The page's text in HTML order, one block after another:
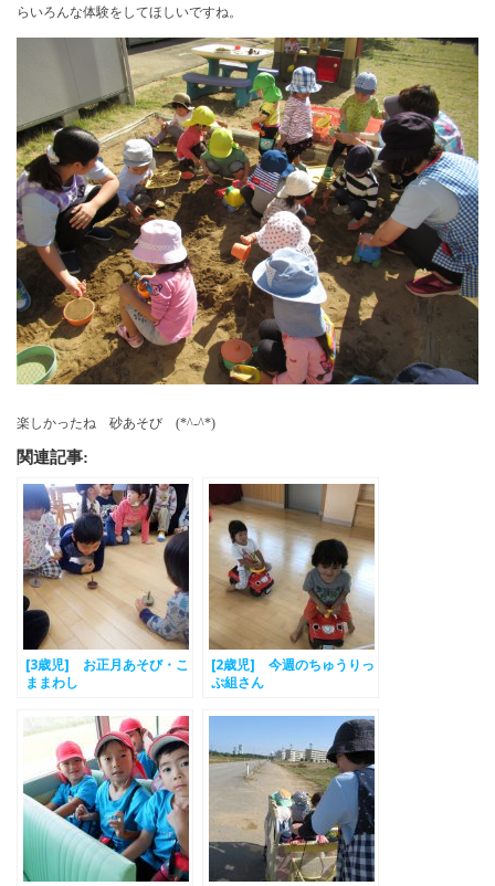
らいろんな体験をしてほしいですね。
楽しかったね 砂あそび (*^-^*)
関連記事:
[3歳児] お正月あそび・こ
ままわし
[2歳児] 今週のちゅうりっ
ぷ組さん